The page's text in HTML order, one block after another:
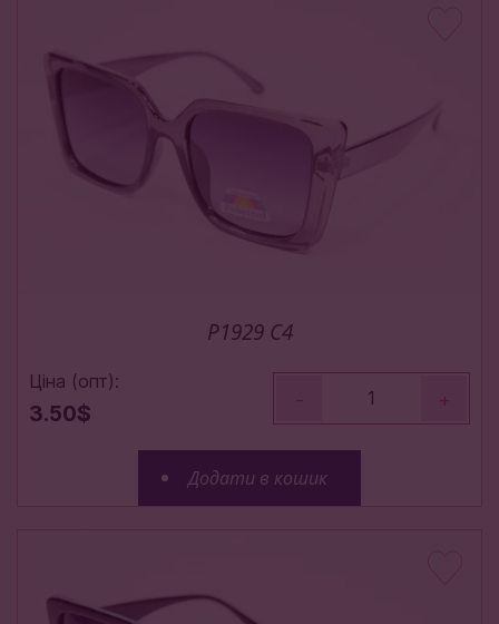
P1929 С4
Ціна (опт):
3.50$
- +
Додати в кошик